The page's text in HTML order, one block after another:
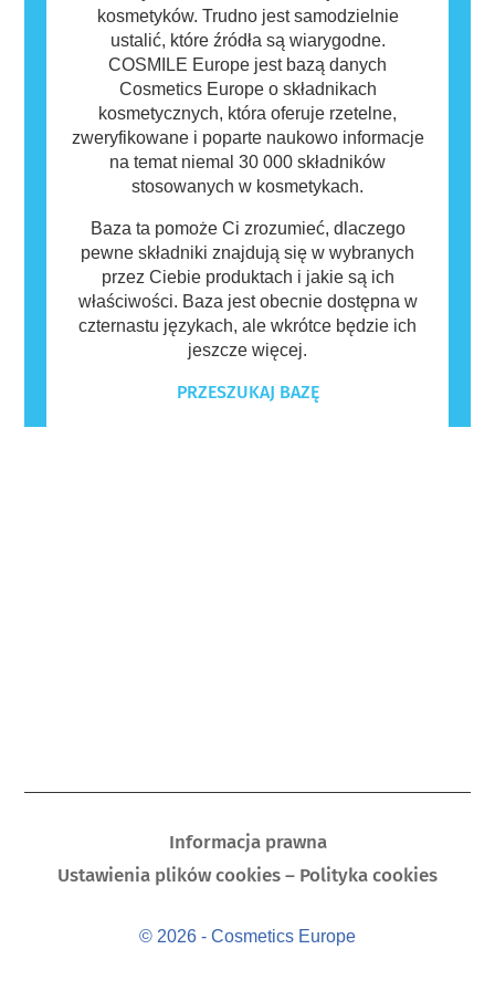
kosmetyków. Trudno jest samodzielnie
ustalić, które źródła są wiarygodne.
COSMILE Europe jest bazą danych
Cosmetics Europe o składnikach
kosmetycznych, która oferuje rzetelne,
zweryfikowane i poparte naukowo informacje
na temat niemal 30 000 składników
stosowanych w kosmetykach.
Baza ta pomoże Ci zrozumieć, dlaczego
pewne składniki znajdują się w wybranych
przez Ciebie produktach i jakie są ich
właściwości. Baza jest obecnie dostępna w
czternastu językach, ale wkrótce będzie ich
jeszcze więcej.
PRZESZUKAJ BAZĘ
Informacja prawna
Ustawienia plików cookies – Polityka cookies
© 2026 - Cosmetics Europe